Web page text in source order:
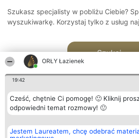
ORŁY Łazienek
19:42
Cześć, chętnie Ci pomogę! 🙂 Kliknij
odpowiedni temat rozmowy! 🙂
Jestem Laureatem, chcę odebrać
Szukasz specjalisty w pobliżu Ciebie?
wyszukiwarkę. Korzystaj tylko z usług
Szukaj
Organizator plebiscytu
Bright Side Solutions sp. z o.
Plebiscyt
Laureaci